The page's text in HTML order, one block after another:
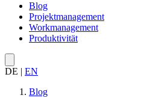
Blog
Projektmanagement
Workmanagement
Produktivität
DE | EN
Blog